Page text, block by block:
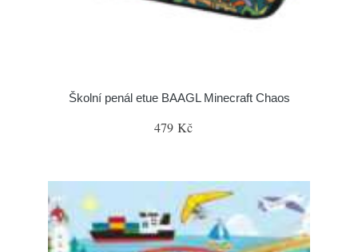
Školní penál etue BAAGL Minecraft Chaos
479 Kč